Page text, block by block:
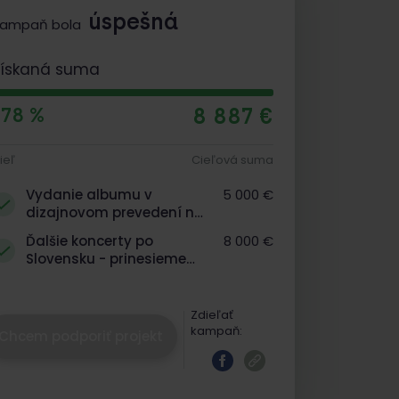
bola úspešná
suma
% 8 887 €
Cieľová suma
Vydanie albumu v
dizajnovom prevedení na
CD a LP
5 000 €
Ďalšie koncerty po
Slovensku - prinesieme
8 000 €
Zdieľať
kampaň: